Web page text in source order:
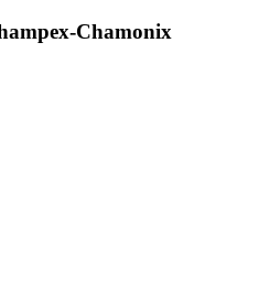
Chamonix